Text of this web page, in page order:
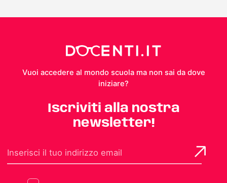
Vuoi accedere al mondo scuola ma non sai da dove
iniziare?
Iscriviti alla nostra
newsletter!